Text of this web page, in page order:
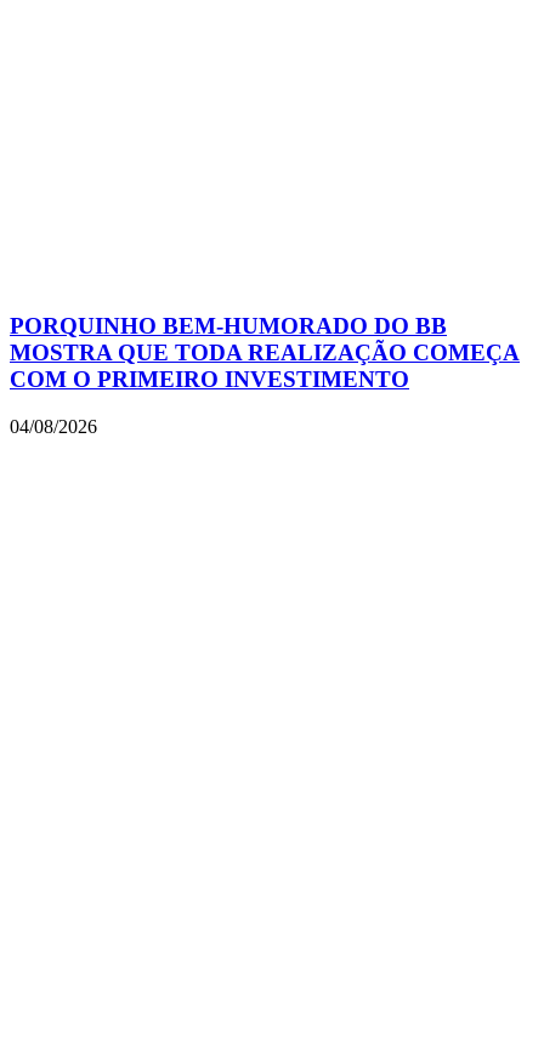
PORQUINHO BEM-HUMORADO DO BB
MOSTRA QUE TODA REALIZAÇÃO COMEÇA
COM O PRIMEIRO INVESTIMENTO
04/08/2026